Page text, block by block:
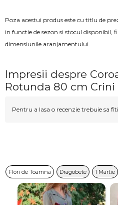
Poza acestui produs este cu titlu de
in functie de sezon si stocul disponibil,
dimensiunile aranjamentului.
Impresii despre
Rotunda 80 cm Crini
Pentru a lasa o recenzie trebuie sa
Flori de Toamna Dragobete 1 Martie